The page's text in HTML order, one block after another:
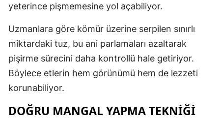
Muğla
Muş
Niğde
yeterince pişmemesine yol açabiliyor.
Uzmanlara göre kömür üzerine serpilen sınırlı
miktardaki tuz, bu ani parlamaları azaltarak
pişirme sürecini daha kontrollü hale getiriyor.
Böylece etlerin hem görünümü hem de lezzeti
korunabiliyor.
DOĞRU MANGAL YAPMA TEKNIĞI